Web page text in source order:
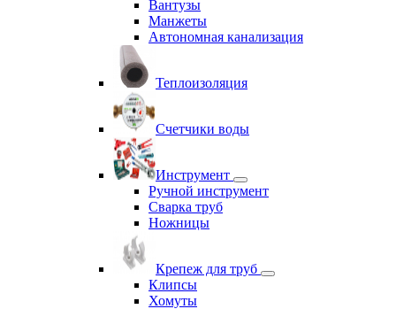
Вантузы
Манжеты
Автономная канализация
Теплоизоляция
Счетчики воды
Инструмент
Ручной инструмент
Сварка труб
Ножницы
Крепеж для труб
Клипсы
Хомуты